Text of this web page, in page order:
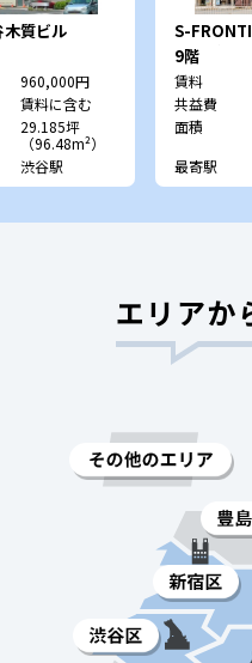
質ビル
960,000円
賃料に含む
29.185坪
（96.48m²）
渋谷駅
S-
り （旧：
谷）
9階
賃料
共益費
面積
最寄駅
エリアか